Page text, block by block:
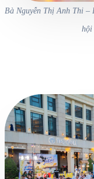
Bà Nguyễn Thị Anh Thi
hội